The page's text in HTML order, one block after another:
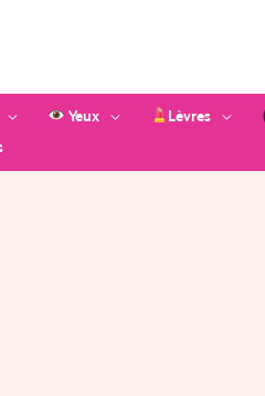
Yeux Lèvres